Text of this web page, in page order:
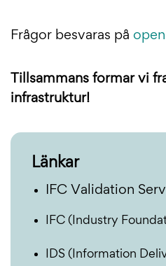
Frågor besvaras på
Tillsammans formar vi
infrastruktur!
Länkar
IFC Validation
IFC (Industry
IDS (Information